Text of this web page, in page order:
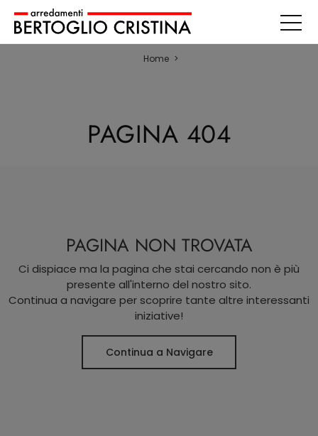
Home >
PAGINA 404
PAGINA NON TROVATA
Ci dispiace ma la pagina che stai cercando non è più
presente all'interno del nostro sito.
Continua a navigare per scoprire tante altre interessanti
iniziative!
Continua a Navigare